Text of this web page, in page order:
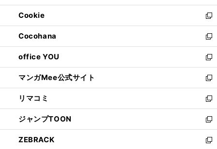
開
く
ウ
で
開
く
ン
ド
ウ
で
開
く
ウ
ィ
ン
ド
ウ
で
開
く
Cookie
新
し
い
ウ
ィ
ン
ド
ウ
で
開
く
Cocohana
新
し
い
ウ
ィ
ン
ド
ウ
で
開
く
office YOU
新
し
い
ウ
ィ
ン
ド
ウ
で
マンガMee公式サイト
新
し
い
ウ
ィ
ン
ド
リマコミ
新
し
い
ウ
ィ
ジャンプTOON
新
し
い
ZEBRACK
新